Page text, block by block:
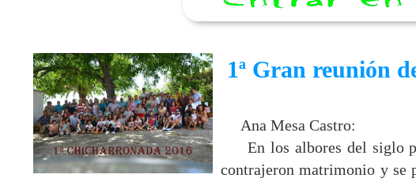
1ª Gran reunión
Ana Mesa Castro:
En los albores del siglo
contrajeron matrimonio y se